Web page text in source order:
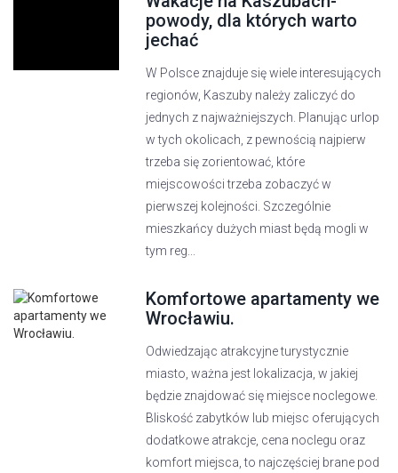
powody, dla których warto
jechać
W Polsce znajduje się wiele interesujących
regionów, Kaszuby należy zaliczyć do
jednych z najważniejszych. Planując urlop
w tych okolicach, z pewnością najpierw
trzeba się zorientować, które
miejscowości trzeba zobaczyć w
pierwszej kolejności. Szczególnie
mieszkańcy dużych miast będą mogli w
tym reg...
Komfortowe apartamenty we
Wrocławiu.
Odwiedzając atrakcyjne turystycznie
miasto, ważna jest lokalizacja, w jakiej
będzie znajdować się miejsce noclegowe.
Bliskość zabytków lub miejsc oferujących
dodatkowe atrakcje, cena noclegu oraz
komfort miejsca, to najczęściej brane pod